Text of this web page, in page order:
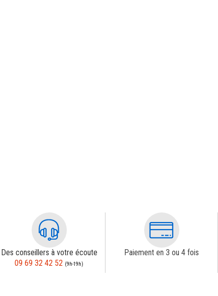
Des conseillers à votre écoute
09 69 32 42 52 (9h-19h)
Paiement en 3 ou 4 fois